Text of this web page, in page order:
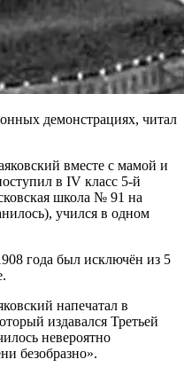
демонстрациях, читал
вместе с мамой и
в IV класс 5-й
школа № 91 на
учился в одном
года был исключён из 5
напечатал в
издавался Третьей
невероятно
безобразно».